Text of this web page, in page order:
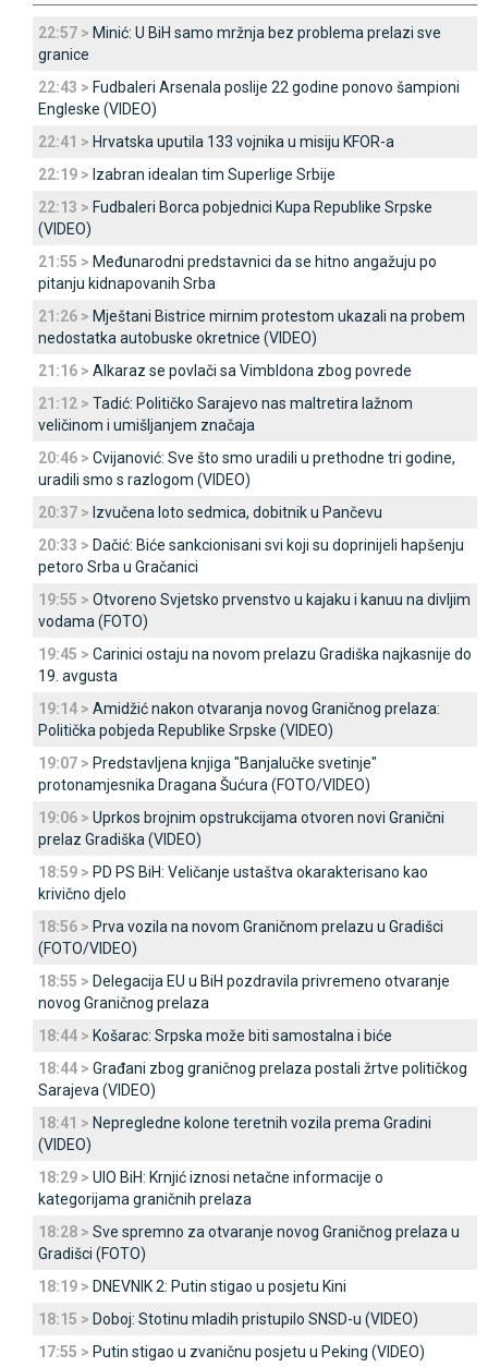
22:57 > Minić: U BiH samo mržnja bez problema prelazi sve
granice
22:43 > Fudbaleri Arsenala poslije 22 godine ponovo šampioni
Engleske (VIDEO)
22:41 > Hrvatska uputila 133 vojnika u misiju KFOR-a
22:19 > Izabran idealan tim Superlige Srbije
22:13 > Fudbaleri Borca pobjednici Kupa Republike Srpske
(VIDEO)
21:55 > Međunarodni predstavnici da se hitno angažuju po
pitanju kidnapovanih Srba
21:26 > Mještani Bistrice mirnim protestom ukazali na probem
nedostatka autobuske okretnice (VIDEO)
21:16 > Alkaraz se povlači sa Vimbldona zbog povrede
21:12 > Tadić: Političko Sarajevo nas maltretira lažnom
veličinom i umišljanjem značaja
20:46 > Cvijanović: Sve što smo uradili u prethodne tri godine,
uradili smo s razlogom (VIDEO)
20:37 > Izvučena loto sedmica, dobitnik u Pančevu
20:33 > Dačić: Biće sankcionisani svi koji su doprinijeli hapšenju
petoro Srba u Gračanici
19:55 > Otvoreno Svjetsko prvenstvo u kajaku i kanuu na divljim
vodama (FOTO)
19:45 > Carinici ostaju na novom prelazu Gradiška najkasnije do
19. avgusta
19:14 > Amidžić nakon otvaranja novog Graničnog prelaza:
Politička pobjeda Republike Srpske (VIDEO)
19:07 > Predstavljena knjiga "Banjalučke svetinje"
protonamjesnika Dragana Šućura (FOTO/VIDEO)
19:06 > Uprkos brojnim opstrukcijama otvoren novi Granični
prelaz Gradiška (VIDEO)
18:59 > PD PS BiH: Veličanje ustaštva okarakterisano kao
krivično djelo
18:56 > Prva vozila na novom Graničnom prelazu u Gradišci
(FOTO/VIDEO)
18:55 > Delegacija EU u BiH pozdravila privremeno otvaranje
novog Graničnog prelaza
18:44 > Košarac: Srpska može biti samostalna i biće
18:44 > Građani zbog graničnog prelaza postali žrtve političkog
Sarajeva (VIDEO)
18:41 > Nepregledne kolone teretnih vozila prema Gradini
(VIDEO)
18:29 > UIO BiH: Krnjić iznosi netačne informacije o
kategorijama graničnih prelaza
18:28 > Sve spremno za otvaranje novog Graničnog prelaza u
Gradišci (FOTO)
18:19 > DNEVNIK 2: Putin stigao u posjetu Kini
18:15 > Doboj: Stotinu mladih pristupilo SNSD-u (VIDEO)
17:55 > Putin stigao u zvaničnu posjetu u Peking (VIDEO)